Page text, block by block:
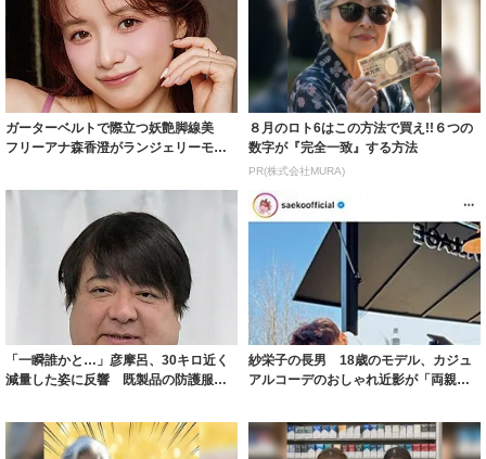
ガーターベルトで際立つ妖艶脚線美
フリーアナ森香澄がランジェリーモデ
８月のロト6はこの方法で買え!!６つの
数字が『完全一致』する方法
PR(株式会社MURA)
「一瞬誰かと…」彦摩呂、30キロ近く
減量した姿に反響 既製品の防護服が
紗栄子の長男 18歳のモデル、カジュ
アルコーデのおしゃれ近影が「両親の